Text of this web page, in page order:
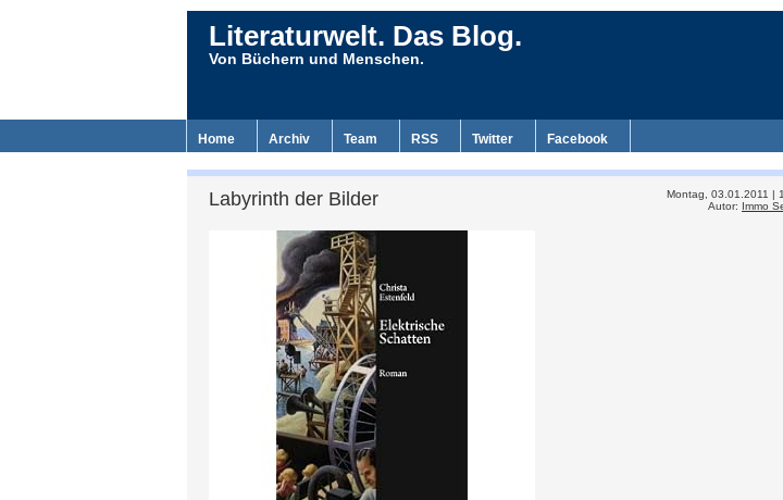
Literaturwelt. Das Blog.
Von Büchern und Menschen.
Home Archiv Team RSS Twitter Facebook
Montag, 03.01.2011 |
Autor: Immo
Labyrinth der Bilder